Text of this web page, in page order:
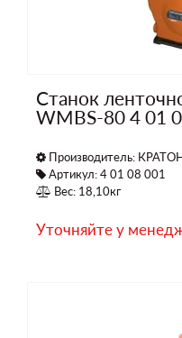
Станок
WMBS-80 4 01
Производитель:
Артикул: 4 01 08 001
Вес: 18,10кг
Уточняйте у